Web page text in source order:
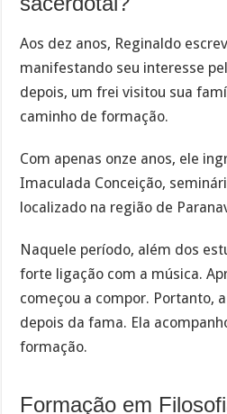
Aos dez anos, Reginaldo
manifestando seu interesse
depois, um frei visitou sua
caminho de formação.
Com apenas onze anos, ele
Imaculada Conceição,
localizado na região de
Naquele período, além dos
forte ligação com a música.
começou a compor. Portanto,
depois da fama. Ela
formação.
Formação em